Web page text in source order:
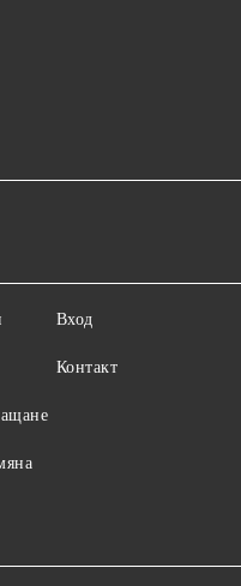
Вход
Контакт